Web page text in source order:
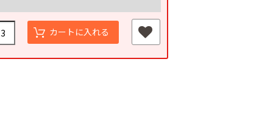
カートに入れる